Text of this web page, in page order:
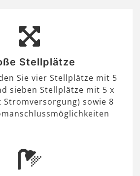
Stellplätze
Sie vier Stellplätze mit 5
sieben Stellplätze mit 5 x
Stromversorgung) sowie 8